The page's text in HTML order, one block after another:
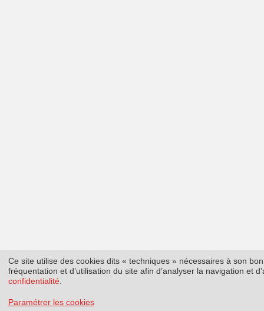
Ce site utilise des cookies dits « techniques » nécessaires à son
fréquentation et d’utilisation du site afin d’analyser la navigation et
confidentialité
Paramétrer les cookies